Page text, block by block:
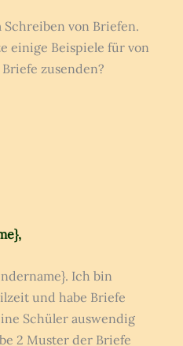
von Briefen.
einige Beispiele für von
zusenden?
Ich bin
und habe Briefe
Schüler auswendig
2 Muster der Briefe